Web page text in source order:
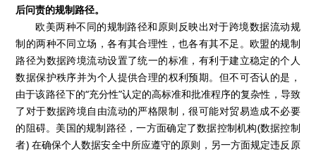
后问责的规制路径。
欧美两种不同的规制路径和原则反映出对于跨境数据流动规
制的两种不同立场，各有其合理性，也各有其不足。欧盟的规制
路径为数据跨境流动设置了统一的标准，有利于建立稳定的个人
数据保护秩序并为个人提供合理的权利预期。但不可否认的是，
由于该路径下的“充分性”认定的高标准和批准程序的复杂性，导致
了对于数据跨境自由流动的严格限制，很可能对贸易造成不必要
的阻碍。美国的规制路径，一方面确定了数据控制机构(数据控制
者) 在确保个人数据安全中所应遵守的原则，另一方面规定违反原